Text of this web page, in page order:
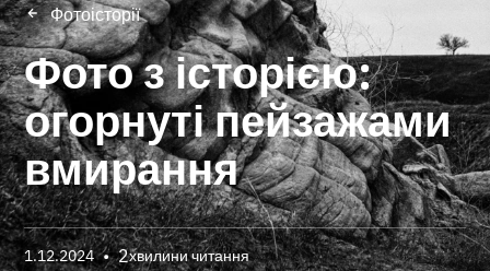
Фотоісторії
Фото з історією:
огорнуті пейзажами
вмирання
1.12.2024 • 2хвилини читання